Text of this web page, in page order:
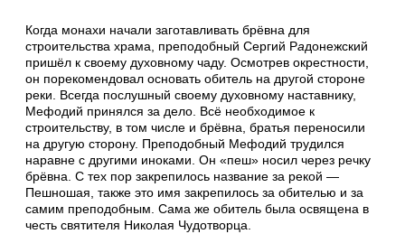
Когда монахи начали заготавливать брёвна для
строительства храма, преподобный Сергий Радонежский
пришёл к своему духовному чаду. Осмотрев окрестности,
он порекомендовал основать обитель на другой стороне
реки. Всегда послушный своему духовному наставнику,
Мефодий принялся за дело. Всё необходимое к
строительству, в том числе и брёвна, братья переносили
на другую сторону. Преподобный Мефодий трудился
наравне с другими иноками. Он «пеш» носил через речку
брёвна. С тех пор закрепилось название за рекой —
Пешношая, также это имя закрепилось за обителью и за
самим преподобным. Сама же обитель была освящена в
честь святителя Николая Чудотворца.